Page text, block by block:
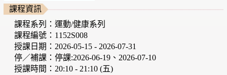
課程資訊
課程系列：運動/健康系列
課程編號：1152S008
授課日期：2026-05-15 - 2026-07-31
停／補課：停課:2026-06-19、2026-07-10
授課時間：20:10 - 21:10 (五)